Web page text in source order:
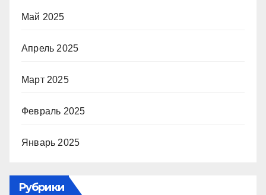
Май 2025
Апрель 2025
Март 2025
Февраль 2025
Январь 2025
Рубрики